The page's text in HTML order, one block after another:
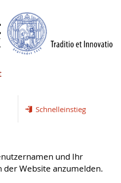
Schnelleinstieg
und Ihr
der Website anzumelden.